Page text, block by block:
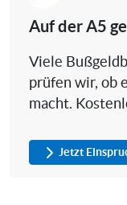
Auf der A5
Viele
prüfen wir, ob
macht.
Jetzt